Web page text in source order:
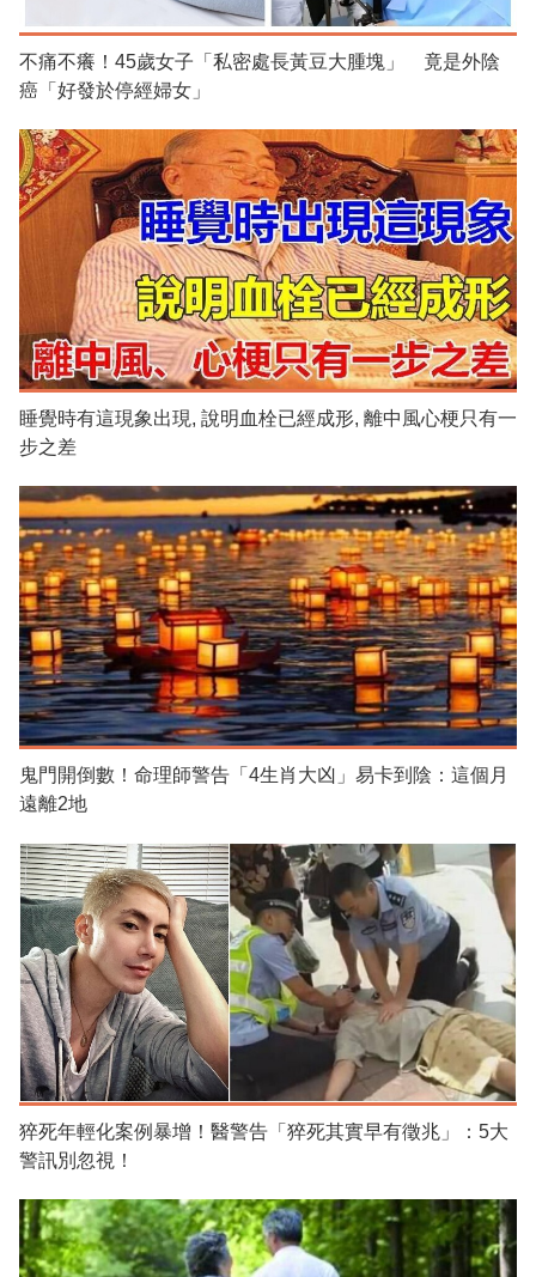
不痛不癢！45歲女子「私密處長黃豆大腫塊」 竟是外陰
癌「好發於停經婦女」
睡覺時有這現象出現, 說明血栓已經成形, 離中風心梗只有一
步之差
鬼門開倒數！命理師警告「4生肖大凶」易卡到陰：這個月
遠離2地
猝死年輕化案例暴增！醫警告「猝死其實早有徵兆」：5大
警訊別忽視！